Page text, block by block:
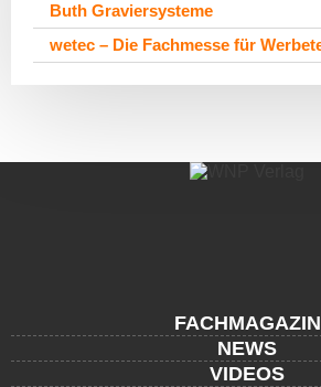
Buth Graviersysteme
wetec – Die Fachmesse für
FACHMAGAZIN
NEWS
VIDEOS